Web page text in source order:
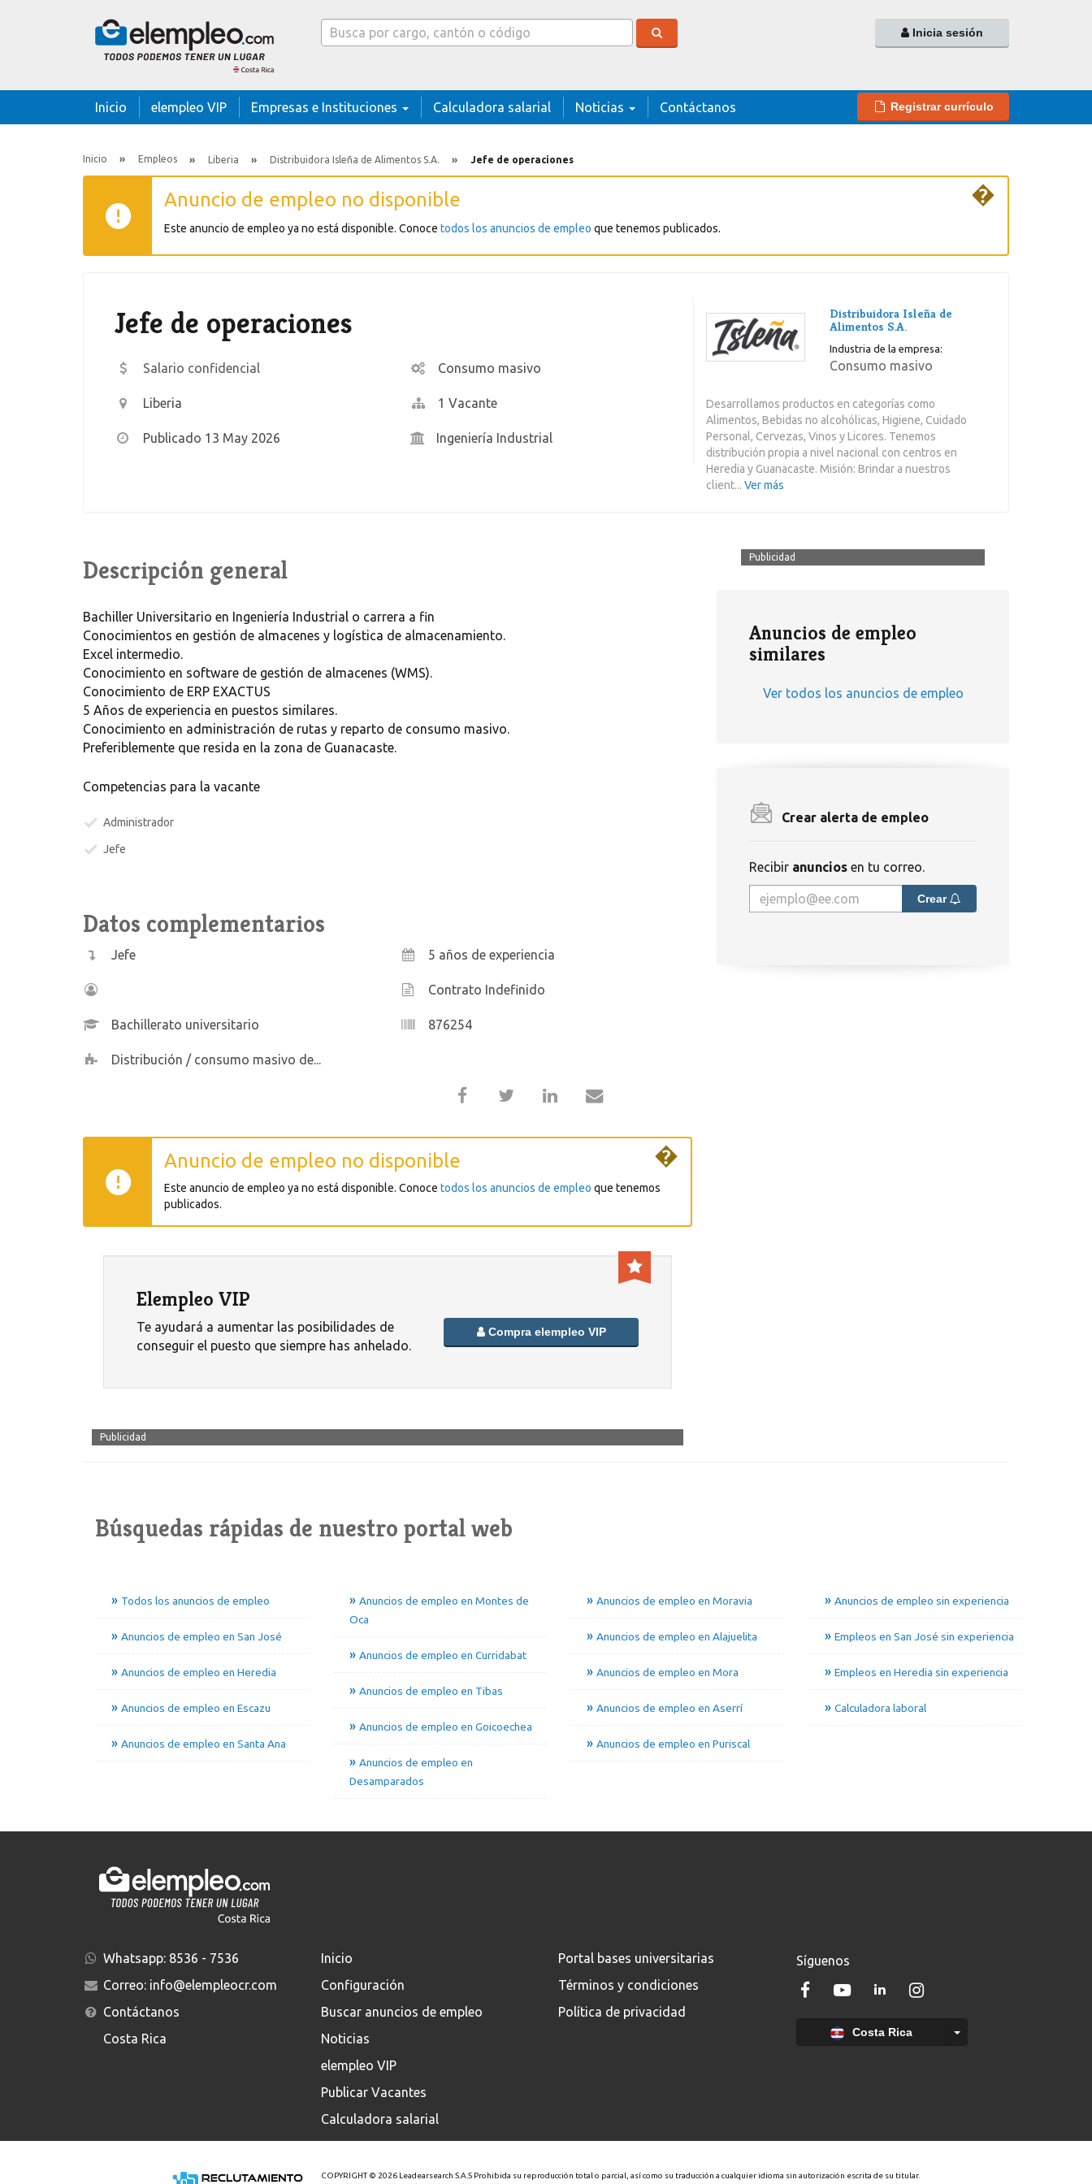
Caja
buscador
Inicia sesión
Inicio elempleo VIP Empresas e Instituciones Calculadora salarial Noticias Contáctanos Registrar currículo
Inicio Empleos Liberia Distribuidora Isleña de Alimentos S.A. Jefe de operaciones
Anuncio de empleo no disponible
Este anuncio de empleo ya no está disponible. Conoce todos los anuncios de empleo que tenemos publicados.
�
Jefe de operaciones
Salario confidencial
Liberia
Publicado 13 May 2026
Consumo masivo
1 Vacante
Ingeniería Industrial
Distribuidora Isleña de
Alimentos S.A.
Industria de la empresa:
Consumo masivo
Desarrollamos productos en categorías como
Alimentos, Bebidas no alcohólicas, Higiene, Cuidado
Personal, Cervezas, Vinos y Licores. Tenemos
distribución propia a nivel nacional con centros en
Heredia y Guanacaste. Misión: Brindar a nuestros
client... Ver más
Descripción general
Bachiller Universitario en Ingeniería Industrial o carrera a fin
Conocimientos en gestión de almacenes y logística de almacenamiento.
Excel intermedio.
Conocimiento en software de gestión de almacenes (WMS).
Conocimiento de ERP EXACTUS
5 Años de experiencia en puestos similares.
Conocimiento en administración de rutas y reparto de consumo masivo.
Preferiblemente que resida en la zona de Guanacaste.
Competencias para la vacante
Administrador
Jefe
Datos complementarios
Jefe
Bachillerato universitario
Distribución / consumo masivo de...
5 años de experiencia
Contrato Indefinido
876254
Anuncio de empleo no disponible
Este anuncio de empleo ya no está disponible. Conoce todos los anuncios de empleo que tenemos
publicados.
�
Elempleo VIP
Te ayudará a aumentar las posibilidades de
conseguir el puesto que siempre has anhelado.
Compra elempleo VIP
Publicidad
Publicidad
Anuncios de empleo
similares
Ver todos los anuncios de empleo
Crear alerta de empleo
Recibir anuncios en tu correo.
Crear
Búsquedas rápidas de nuestro portal web
Todos los anuncios de empleo
Anuncios de empleo en San José
Anuncios de empleo en Heredia
Anuncios de empleo en Escazu
Anuncios de empleo en Santa Ana
Anuncios de empleo en Montes de
Oca
Anuncios de empleo en Curridabat
Anuncios de empleo en Tibas
Anuncios de empleo en Goicoechea
Anuncios de empleo en
Desamparados
Anuncios de empleo en Moravia
Anuncios de empleo en Alajuelita
Anuncios de empleo en Mora
Anuncios de empleo en Aserrí
Anuncios de empleo en Puriscal
Anuncios de empleo sin experiencia
Empleos en San José sin experiencia
Empleos en Heredia sin experiencia
Calculadora laboral
Whatsapp: 8536 - 7536
Correo: info@elempleocr.com
Contáctanos
Costa Rica
Inicio
Configuración
Buscar anuncios de empleo
Noticias
elempleo VIP
Publicar Vacantes
Calculadora salarial
Portal bases universitarias
Términos y condiciones
Política de privacidad
Síguenos
Costa Rica
COPYRIGHT © 2026 Leadearsearch S.A.S Prohibida su reproducción total o parcial, así como su traducción a cualquier idioma sin autorización escrita de su titular.